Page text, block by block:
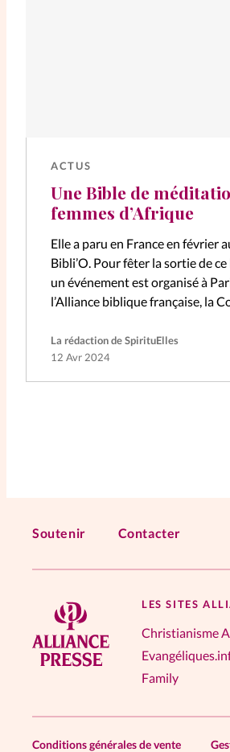
ACTUS
Une Bible de
femmes d’Afrique
Elle a paru en France en février
Bibli’O. Pour fêter la sortie de
un événement est organisé à
l’Alliance biblique française, la
La rédaction de SpirituElles
12 Avr 2024
Soutenir Contacter
LES SITES
Christianisme
Family
Conditions générales de vente